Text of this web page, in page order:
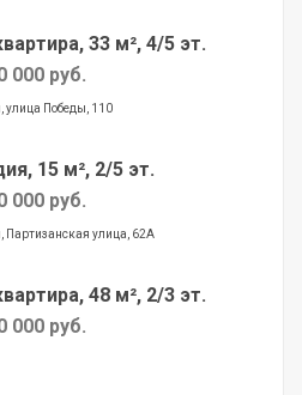
33 м², 4/5 эт.
000 руб.
улица Победы, 110
15 м², 2/5 эт.
000 руб.
Партизанская улица, 62А
48 м², 2/3 эт.
000 руб.